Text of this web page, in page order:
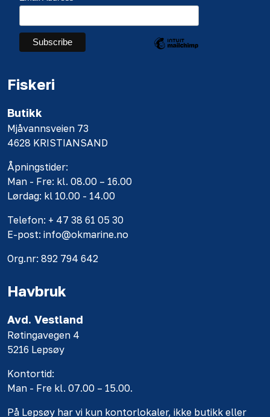
Fiskeri
Butikk
Mjåvannsveien 73
4628 KRISTIANSAND
Åpningstider:
Man - Fre: kl. 08.00 – 16.00
Lørdag: kl 10.00 - 14.00
Telefon: + 47 38 61 05 30
E-post: info@okmarine.no
Org.nr: 892 794 642
Havbruk
Avd. Vestland
Røtingavegen 4
5216 Lepsøy
Kontortid:
Man - Fre kl. 07.00 – 15.00.
På Lepsøy har vi kun kontorlokaler, ikke butikk eller